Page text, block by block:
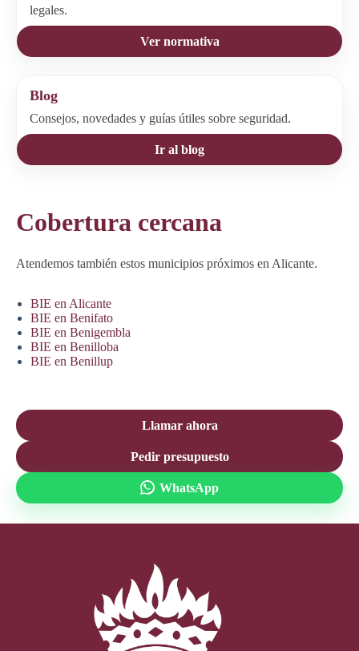
legales.
Ver normativa
Blog
Consejos, novedades y guías útiles sobre seguridad.
Ir al blog
Cobertura cercana
Atendemos también estos municipios próximos en Alicante.
BIE en Alicante
BIE en Benifato
BIE en Benigembla
BIE en Benilloba
BIE en Benillup
Llamar ahora
Pedir presupuesto
WhatsApp